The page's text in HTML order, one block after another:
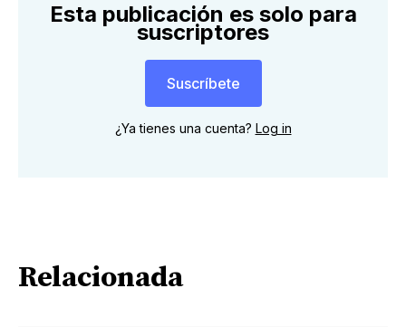
Esta publicación es solo para
suscriptores
Suscríbete
¿Ya tienes una cuenta? Log in
Relacionada